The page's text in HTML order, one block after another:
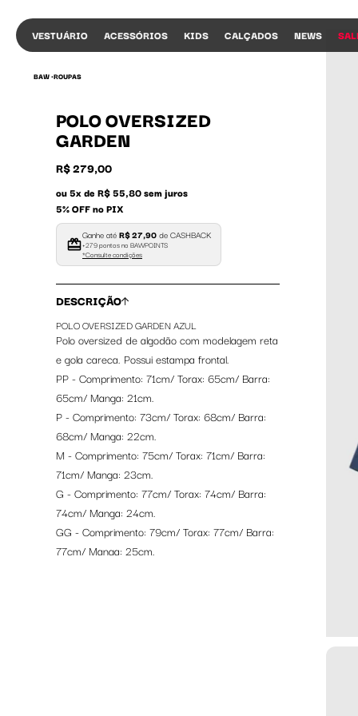
VESTUÁRIO ACESSÓRIOS KIDS CALÇADOS NEWS
BAW •ROUPAS
POLO OVERSIZED
GARDEN
R$ 279,00
ou 5x de R$ 55,80 sem juros
5% OFF no PIX
Ganhe atéR$ 27,90de CASHBACK
+279 pontos no BAWPOINTS
*Consulte condições
DESCRIÇÃO
POLO OVERSIZED GARDEN AZUL
Polo oversized de algodão com modelagem reta
e gola careca. Possui estampa frontal.
PP - Comprimento: 71cm/ Torax: 65cm/ Barra:
65cm/ Manga: 21cm.
P - Comprimento: 73cm/ Torax: 68cm/ Barra:
68cm/ Manga: 22cm.
M - Comprimento: 75cm/ Torax: 71cm/ Barra:
71cm/ Manga: 23cm.
G - Comprimento: 77cm/ Torax: 74cm/ Barra:
74cm/ Manga: 24cm.
GG - Comprimento: 79cm/ Torax: 77cm/ Barra:
77cm/ Manga: 25cm.